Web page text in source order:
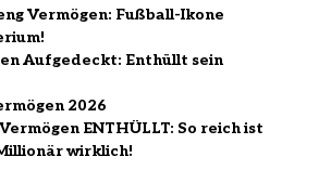
Vermögen: Fußball-Ikone
Aufgedeckt: Enthüllt sein
2026
ENTHÜLLT: So reich ist
wirklich!